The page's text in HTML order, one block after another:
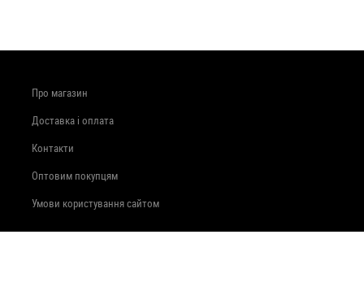
Про магазин
Доставка і оплата
Контакти
Оптовим покупцям
Умови користування сайтом